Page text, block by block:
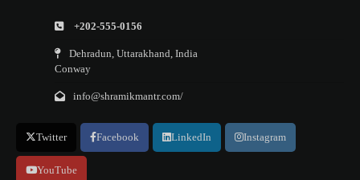
+202-555-0156
Dehradun, Uttarakhand, India
Conway
info@shramikmantr.com/
Twitter Facebook LinkedIn Instagram
YouTube